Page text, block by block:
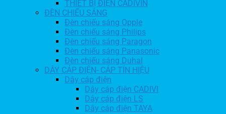
THIẾT BỊ ĐIỆN CADIVIN
ĐÈN CHIẾU SÁNG
Đèn chiếu sáng Opple
Đèn chiếu sáng Philips
Đèn chiếu sáng Paragon
Đèn chiếu sáng Panasonic
Đèn chiếu sáng Duhal
DÂY CÁP ĐIỆN- CÁP TÍN HIỆU
Dây cáp điện
Dây cáp điện CADIVI
Dây cáp điện LS
Dây cáp điện TAYA